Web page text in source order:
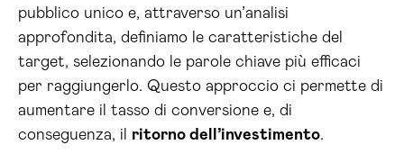
pubblico unico e, attraverso un’analisi
approfondita, definiamo le caratteristiche del
target, selezionando le parole chiave più efficaci
per raggiungerlo. Questo approccio ci permette di
aumentare il tasso di conversione e, di
conseguenza, il ritorno dell’investimento.